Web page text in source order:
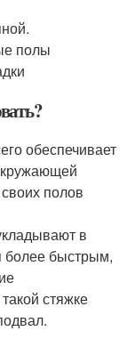
обеспечивает
полов
в
более быстрым,
стяжке